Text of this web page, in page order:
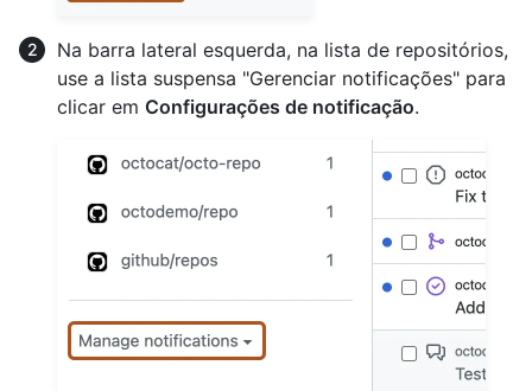
Na barra lateral esquerda, na lista de repositórios,
use a lista suspensa "Gerenciar notificações" para
clicar em Configurações de notificação.